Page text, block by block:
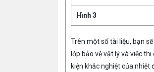
Hình 3
Trên một số tài liệu, bạn
lớp bảo vệ vật lý và việc
kiện khắc nghiệt của nhiệt